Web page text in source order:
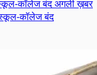
अगली ख़बर
स्कूल-कॉलेज बंद